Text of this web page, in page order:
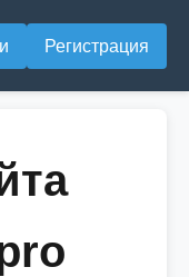
Регистрация